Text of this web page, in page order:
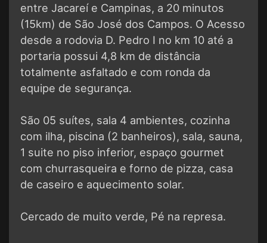
entre Jacareí e Campinas, a 20 minutos
(15km) de São José dos Campos. O Acesso
desde a rodovia D. Pedro I no km 10 até a
portaria possui 4,8 km de distância
totalmente asfaltado e com ronda da
equipe de segurança.
São 05 suítes, sala 4 ambientes, cozinha
com ilha, piscina (2 banheiros), sala, sauna,
1 suite no piso inferior, espaço gourmet
com churrasqueira e forno de pizza, casa
de caseiro e aquecimento solar.
Cercado de muito verde, Pé na represa.